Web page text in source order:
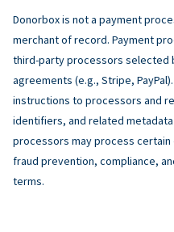
Donorbox is not a payment
merchant of record. Payment
third-party processors selected
agreements (e.g., Stripe,
instructions to processors and
identifiers, and related
processors may process
fraud prevention, compliance,
terms.